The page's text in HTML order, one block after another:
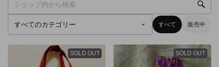
すべて 販売中
SOLD OUT SOLD OUT